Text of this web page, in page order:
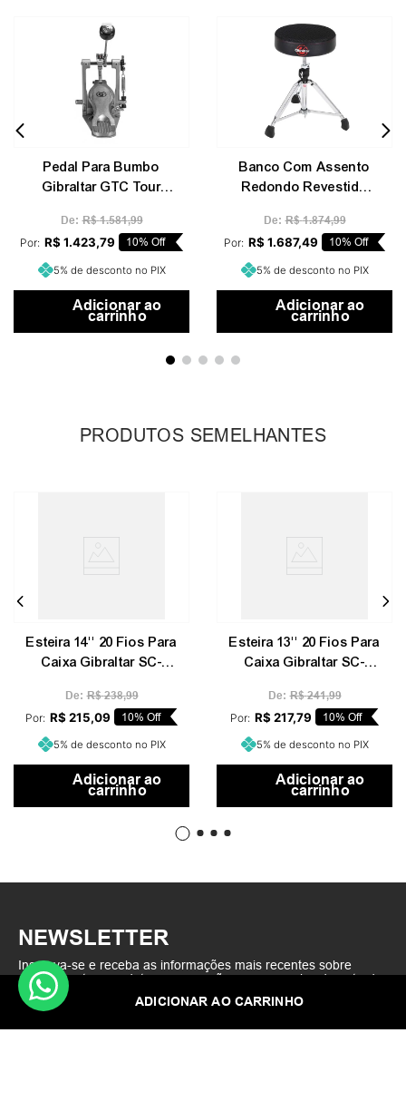
ADICIONAR AO CARRINHO
Pedal Para Bumbo
Gibraltar GTC Tour
De: R$ 1.581,99
Por: R$ 1.423,79 10% Off
5% de desconto no PIX
Adicionar ao
carrinho
Banco Com Assento
Redondo Revestido
9808ARW
De: R$ 1.874,99
Por: R$ 1.687,49 10% Off
5% de desconto no PIX
Adicionar ao
carrinho
PRODUTOS SEMELHANTES
Esteira 14'' 20 Fios Para
Caixa Gibraltar SC-
De: R$ 238,99
Por: R$ 215,09 10% Off
5% de desconto no PIX
Adicionar ao
carrinho
Esteira 13'' 20 Fios Para
Caixa Gibraltar SC-
De: R$ 241,99
Por: R$ 217,79 10% Off
5% de desconto no PIX
Adicionar ao
carrinho
NEWSLETTER
Inscreva-se e receba as informações mais recentes sobre
equipamentos, produtos e promoções em sua caixa de entrada